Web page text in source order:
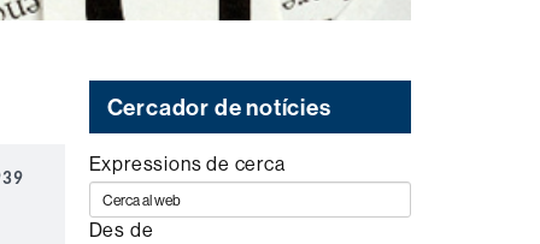
Cercador de notícies
Expressions de cerca
Des de